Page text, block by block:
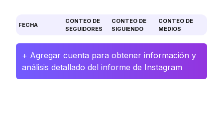
FECHA
CONTEO DE
SEGUIDORES
CONTEO DE
SIGUIENDO
CONTEO DE
MEDIOS
+ Agregar cuenta para obtener información y
análisis detallado del informe de Instagram